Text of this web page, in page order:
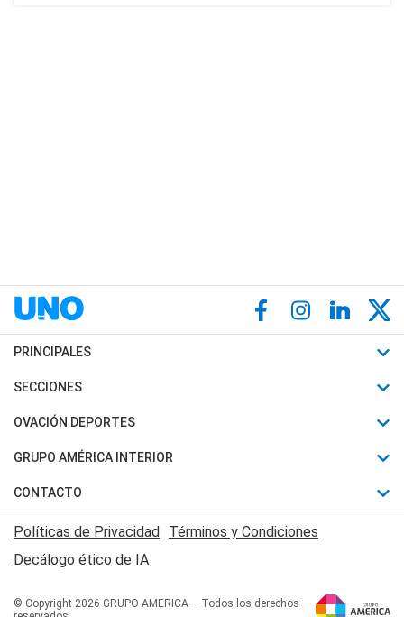
PRINCIPALES
Últimas Noticias
Política
Judiciales
Economia
SECCIONES
Horóscopo
Motores
Trucos caseros
Series y Películas
Edictos y Solicitadas
OVACIÓN DEPORTES
Fútbol
Mundial
Automovilismo
Rugby
Básquet
GRUPO AMÉRICA INTERIOR
Canal 7 en Vivo
San Juan 8
CONTACTO
Acerca de Nosotros
Contactanos
Políticas de Privacidad Términos y Condiciones
Decálogo ético de IA
© Copyright 2026 GRUPO AMERICA – Todos los derechos